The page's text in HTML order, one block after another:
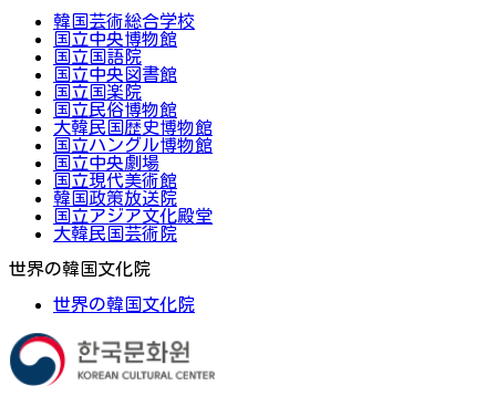
韓国芸術総合学校
国立中央博物館
国立国語院
国立中央図書館
国立国楽院
国立民俗博物館
大韓民国歴史博物館
国立ハングル博物館
国立中央劇場
国立現代美術館
韓国政策放送院
国立アジア文化殿堂
大韓民国芸術院
世界の韓国文化院
世界の韓国文化院